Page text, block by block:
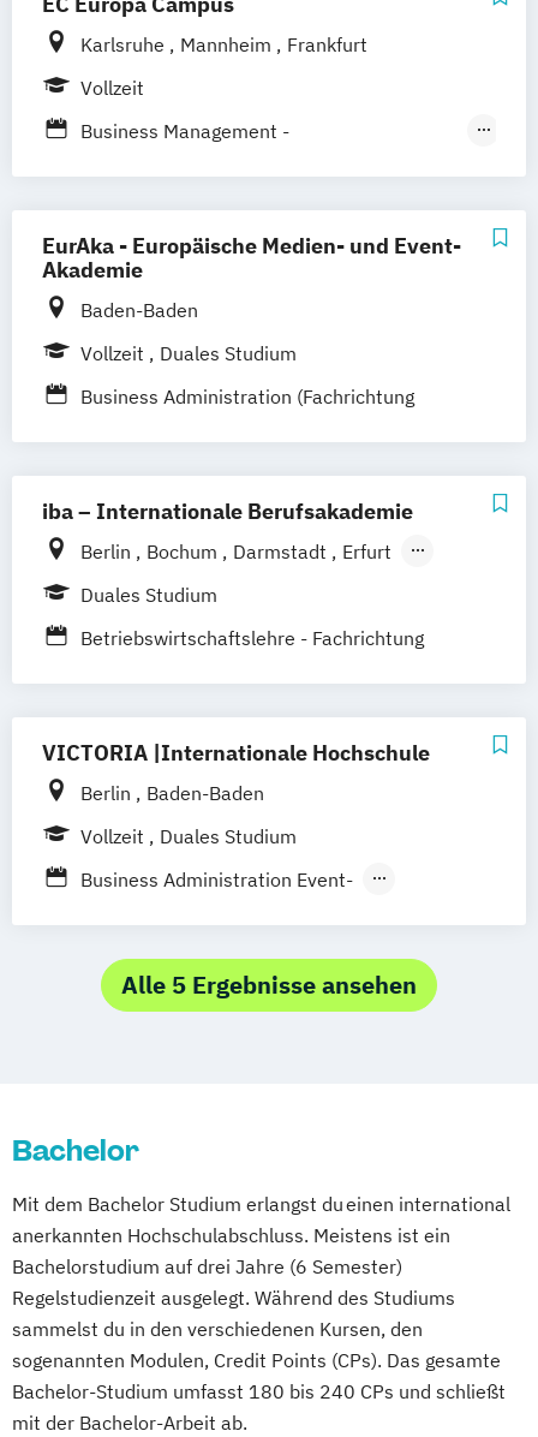
Linz
deutschlandweit
Karlsruhe Mannheim
Frankfurt
Vollzeit
Business Management -
Gesundheitsmanagement - Gesundheits-
und Sporttourismus
EurAka - Europäische Medien- und Event-
Akademie
Baden-Baden
Vollzeit
Duales Studium
Business Administration (Fachrichtung
iba – Internationale Berufsakademie
Berlin Bochum Darmstadt
Erfurt
Hamburg
Heidelberg
Online-Campus
Duales Studium
Betriebswirtschaftslehre - Fachrichtung
VICTORIA |Internationale Hochschule
Berlin
Baden-Baden
Vollzeit
Duales Studium
Business Administration Event-
Tourismusmanagement
Alle 5 Ergebnisse ansehen
Bachelor
Mit dem Bachelor Studium erlangst du einen international
anerkannten Hochschulabschluss. Meistens ist ein
Bachelorstudium auf drei Jahre (6 Semester)
Regelstudienzeit ausgelegt. Während des Studiums
sammelst du in den verschiedenen Kursen, den
sogenannten Modulen, Credit Points (CPs). Das gesamte
Bachelor-Studium umfasst 180 bis 240 CPs und schließt
mit der Bachelor-Arbeit ab.